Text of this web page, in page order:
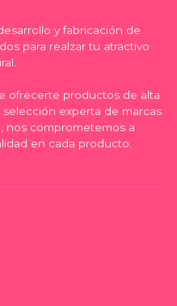
y fabricación de
para realzar tu atractivo
ofrecerte productos de alta
experta de marcas
, nos comprometemos a
en cada producto.